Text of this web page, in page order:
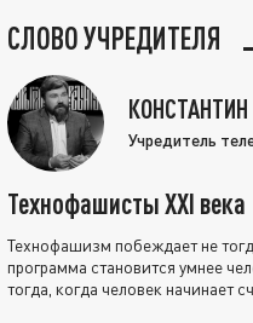
СЛОВО УЧРЕДИТЕЛЯ
Учредитель
Технофашисты XXI века
Технофашизм побеждает не
программа становится умнее
тогда, когда человек начинает